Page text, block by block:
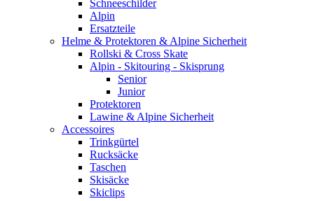
Schneeschilder
Alpin
Ersatzteile
Helme & Protektoren & Alpine Sicherheit
Rollski & Cross Skate
Alpin - Skitouring - Skisprung
Senior
Junior
Protektoren
Lawine & Alpine Sicherheit
Accessoires
Trinkgürtel
Rucksäcke
Taschen
Skisäcke
Skiclips